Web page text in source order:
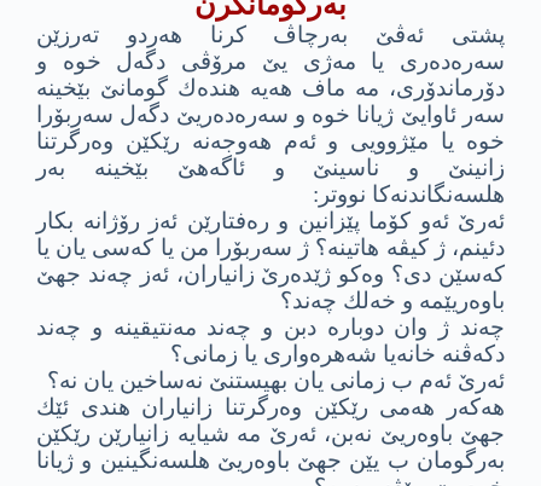
پشتى ئه‌ڤێ به‌رچاڤ كرنا هه‌ردو ته‌رزێن
سه‌ره‌ده‌رى یا مه‌ژى یێ مرۆڤى دگه‌ل خوه‌ و
دۆرماندۆرى، مه‌ ماف هه‌یه‌ هنده‌ك گومانێ بێخینه‌
سه‌ر ئاوایێ ژیانا خوه‌ و سه‌ره‌ده‌ریێ دگه‌ل سه‌ربۆرا
خوه‌ یا مێژوویى و ئه‌م هه‌وجه‌نه‌ رێكێن وه‌رگرتنا
زانینێ و ناسینێ و ئاگه‌هێ بێخینه‌ به‌ر
هلسه‌نگاندنه‌كا نووتر:
ئه‌رێ ئه‌و كۆما پێزانین و ره‌فتارێن ئه‌ز رۆژانه‌ بكار
دئینم، ژ كیڤه‌ هاتینه‌؟ ژ سه‌ربۆرا من یا كه‌سى یان یا
كه‌سێن دى؟ وه‌كو ژێده‌رێ زانیاران، ئه‌ز چه‌ند جهێ
باوه‌ریێمه‌ و خه‌لك چه‌ند؟
چه‌ند ژ وان دوباره‌ دبن و چه‌ند مه‌نتیقینه‌ و چه‌ند
دكه‌ڤنه‌ خانه‌یا شه‌هره‌وارى یا زمانى؟
ئه‌رێ ئه‌م ب زمانى یان بهیستنێ نه‌ساخین یان نه‌؟
هه‌كه‌ر هه‌مى رێكێن وه‌رگرتنا زانیاران هندى ئێك
جهێ باوه‌ریێ نه‌بن، ئه‌رێ مه‌ شیایه‌ زانیارێن رێكێن
به‌رگومان ب یێن جهێ باوه‌ریێ هلسه‌نگینین و ژیانا